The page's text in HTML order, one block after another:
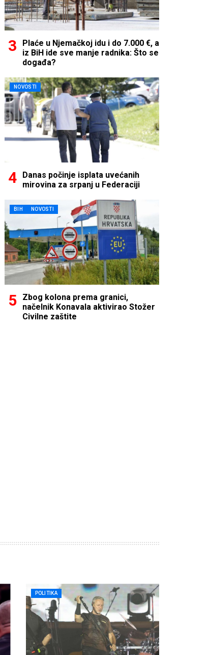
Plaće u Njemačkoj idu i do 7.000 €, a
iz BiH ide sve manje radnika: Što se
događa?
NOVOSTI
Danas počinje isplata uvećanih
mirovina za srpanj u Federaciji
BIH NOVOSTI
Zbog kolona prema granici,
načelnik Konavala aktivirao Stožer
Civilne zaštite
POLITIKA